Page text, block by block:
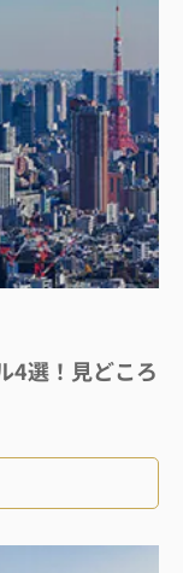
4選！見どころ